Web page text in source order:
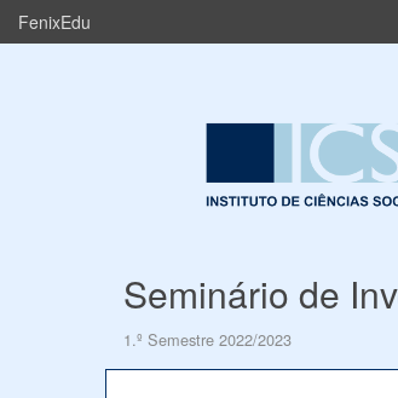
FenixEdu
Seminário de
1.º Semestre 2022/2023